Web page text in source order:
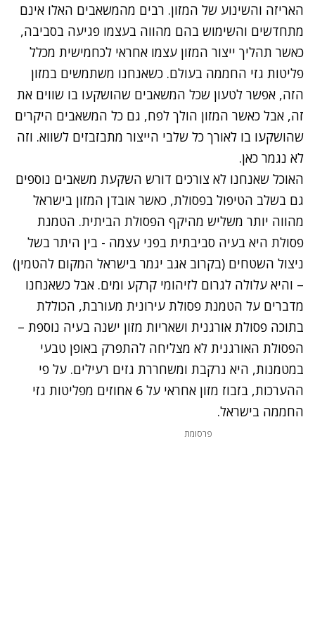
האריזה והשינוע של המזון. רבים מהמשאבים האלו אינם
מתחדשים והשימוש בהם מהווה בעצמו פגיעה בסביבה,
כאשר תהליך ייצור המזון עצמו אחראי לכחמישית מכלל
פליטות גזי החממה בעולם. כשאנחנו משתמשים במזון
הזה, אפשר לטעון שכל המשאבים שהושקעו בו שווים את
זה, אבל כאשר המזון הולך לפח, גם כל המשאבים היקרים
שהושקעו בו לאורך כל שלבי הייצור מתבזבזים לשווא. וזה
לא נגמר כאן.
האוכל שאנחנו לא צורכים דורש השקעת משאבים נוספים
גם בשלב הטיפול בפסולת, כאשר אובדן המזון בישראל
מהווה יותר משליש מהיקף הפסולת הביתית. הטמנת
פסולת היא בעיה סביבתית בפני עצמה - בין היתר בשל
ניצול השטחים (בקרוב אגב יגמר בישראל המקום להטמין)
– והיא עלולה לגרום לזיהומי קרקע ומים. אבל כשאנחנו
מדברים על הטמנת פסולת עירונית מעורבת, הכוללת
בתוכה פסולת אורגנית ושאריות מזון ישנה בעיה נוספת –
הפסולת האורגנית לא מצליחה להתפרק באופן טבעי
במטמנות, היא נרקבת ומשחררת גזים רעילים. על פי
ההערכות, בזבוז מזון אחראי על 6 אחוזים מפליטות גזי
החממה בישראל.
פרסומת